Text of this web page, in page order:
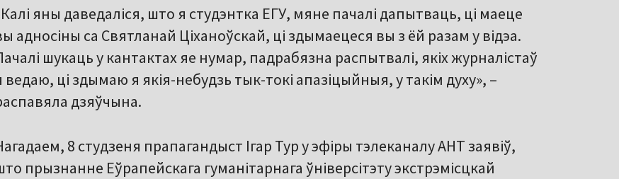
яны даведаліся, што я студэнтка ЕГУ, мяне пачалі дапытваць, ці маеце
адносіны са Святланай Ціханоўскай, ці здымаецеся вы з ёй разам у відэа.
шукаць у кантактах яе нумар, падрабязна распытвалі, якіх журналістаў
ведаю, ці здымаю я якія-небудзь тык-токі апазіцыйныя, у такім духу», –
дзяўчына.
8 студзеня прапагандыст Ігар Тур у эфіры тэлеканалу АНТ заявіў,
прызнанне Еўрапейскага гуманітарнага ўніверсітэту экстрэмісцкай